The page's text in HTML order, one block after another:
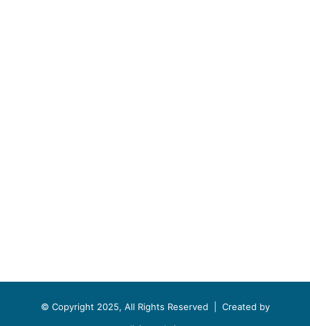
© Copyright 2025, All Rights Reserved | Created by